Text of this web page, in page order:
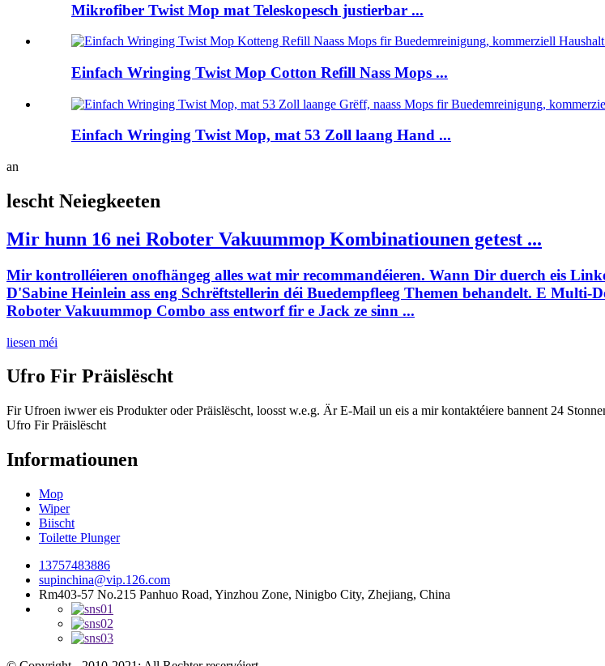
Mikrofiber Twist Mop mat Teleskopesch justierbar ...
Einfach Wringing Twist Mop Cotton Refill Nass Mops ...
Einfach Wringing Twist Mop, mat 53 Zoll laang Hand ...
an
lescht Neiegkeeten
Mir hunn 16 nei Roboter Vakuummop Kombinatiounen getest ...
Mir kontrolléieren onofhängeg alles wat mir recommandéieren. Wann Dir duerch eis
D'Sabine Heinlein ass eng Schrëftstellerin déi Buedempfleeg Themen behandelt. E Multi-
Roboter Vakuummop Combo ass entworf fir e Jack ze sinn ...
liesen méi
Ufro Fir Präislëscht
Fir Ufroen iwwer eis Produkter oder Präislëscht, loosst w.e.g. Är E-Mail un eis a mir kontaktéiere bannent 24
Ufro Fir Präislëscht
Informatiounen
Mop
Wiper
Biischt
Toilette Plunger
13757483886
supinchina@vip.126.com
Rm403-57 No.215 Panhuo Road, Yinzhou Zone, Ninigbo City, Zhejiang, China